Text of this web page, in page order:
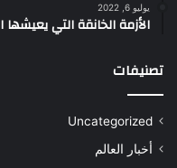
يوليو 6, 2022
الأزمة الخانقة التي يعيشها
تصنيفات
Uncategorized
أخبار العالم